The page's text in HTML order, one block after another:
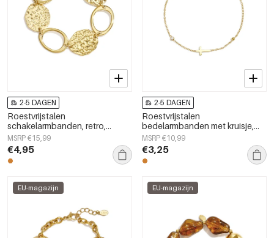
2-5 DAGEN
Roestvrijstalen
schakelarmbanden, retro,
klassieke serie voor dagelijks
gebruik, damessieraden
MSRP €15,99
€4,95
2-5 DAGEN
Roestvrijstalen
bedelarmbanden met kruisje,
eenvoudige serie,
damessieraden
MSRP €10,99
€3,25
EU-magazijn EU-magazijn